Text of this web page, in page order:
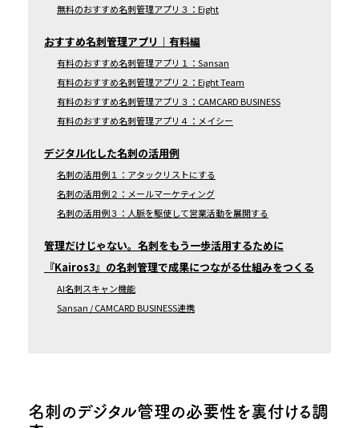
無料のおすすめ名刺管理アプリ３：Eight
おすすめ名刺管理アプリ｜有料編
有料のおすすめ名刺管理アプリ１：Sansan
有料のおすすめ名刺管理アプリ２：Eight Team
有料のおすすめ名刺管理アプリ３：CAMCARD BUSINESS
有料のおすすめ名刺管理アプリ４：メイシー
デジタル化した名刺の活用例
名刺の活用例１：アタックリストにする
名刺の活用例２：メールマーケティング
名刺の活用例３：人脈を駆使して営業活動を展開する
管理だけじゃない。名刺をもう一歩活用するために
『Kairos3』の名刺管理で成果につながる仕組みをつくる
AI名刺スキャン機能
Sansan / CAMCARD BUSINESS連携
名刺のデジタル管理の必要性を裏付ける調